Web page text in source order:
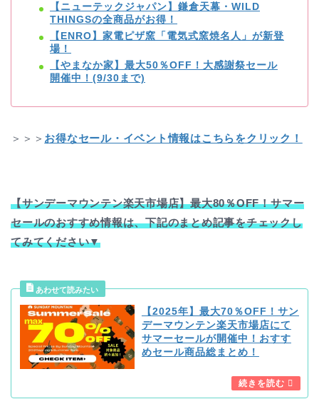
【ニューテックジャパン】鎌倉天幕・WILD
THINGSの全商品がお得！
【ENRO】家電ピザ窯「電気式窯焼名人」が新登
場！
【やまなか家】最大50％OFF！大感謝祭セール
開催中！(9/30まで)
＞＞＞ お得なセール・イベント情報はこちらをクリック！
【サンデーマウンテン楽天市場店】最大80％OFF！サマー
セールのおすすめ情報は、下記のまとめ記事をチェックし
てみてください▼
【2025年】最大70％OFF！サン
デーマウンテン楽天市場店にて
サマーセールが開催中！おすす
めセール商品総まとめ！